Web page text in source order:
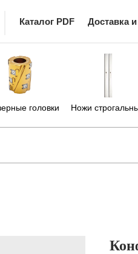
Ножи
головки
Каталог PDF Доставка